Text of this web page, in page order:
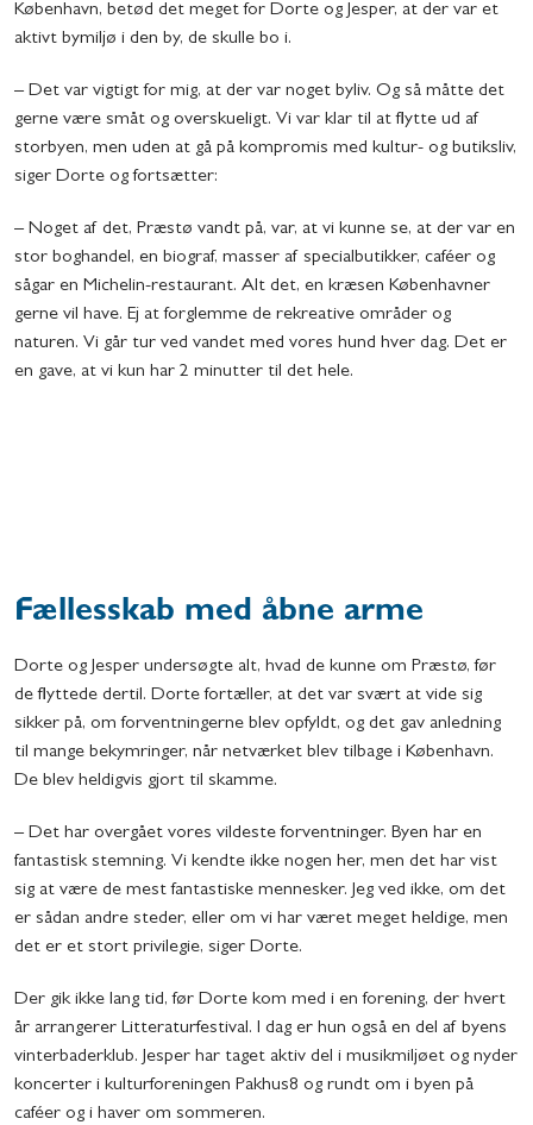
København, betød det meget for Dorte og Jesper, at der var et
aktivt bymiljø i den by, de skulle bo i.
– Det var vigtigt for mig, at der var noget byliv. Og så måtte det
gerne være småt og overskueligt. Vi var klar til at flytte ud af
storbyen, men uden at gå på kompromis med kultur- og butiksliv,
siger Dorte og fortsætter:
– Noget af det, Præstø vandt på, var, at vi kunne se, at der var en
stor boghandel, en biograf, masser af specialbutikker, caféer og
sågar en Michelin-restaurant. Alt det, en kræsen Københavner
gerne vil have. Ej at forglemme de rekreative områder og
naturen. Vi går tur ved vandet med vores hund hver dag. Det er
en gave, at vi kun har 2 minutter til det hele.
Fællesskab med åbne arme
Dorte og Jesper undersøgte alt, hvad de kunne om Præstø, før
de flyttede dertil. Dorte fortæller, at det var svært at vide sig
sikker på, om forventningerne blev opfyldt, og det gav anledning
til mange bekymringer, når netværket blev tilbage i København.
De blev heldigvis gjort til skamme.
– Det har overgået vores vildeste forventninger. Byen har en
fantastisk stemning. Vi kendte ikke nogen her, men det har vist
sig at være de mest fantastiske mennesker. Jeg ved ikke, om det
er sådan andre steder, eller om vi har været meget heldige, men
det er et stort privilegie, siger Dorte.
Der gik ikke lang tid, før Dorte kom med i en forening, der hvert
år arrangerer Litteraturfestival. I dag er hun også en del af byens
vinterbaderklub. Jesper har taget aktiv del i musikmiljøet og nyder
koncerter i kulturforeningen Pakhus8 og rundt om i byen på
caféer og i haver om sommeren.